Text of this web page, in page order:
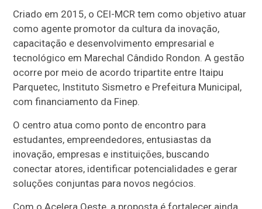
Criado em 2015, o CEI-MCR tem como objetivo atuar
como agente promotor da cultura da inovação,
capacitação e desenvolvimento empresarial e
tecnológico em Marechal Cândido Rondon. A gestão
ocorre por meio de acordo tripartite entre Itaipu
Parquetec, Instituto Sismetro e Prefeitura Municipal,
com financiamento da Finep.
O centro atua como ponto de encontro para
estudantes, empreendedores, entusiastas da
inovação, empresas e instituições, buscando
conectar atores, identificar potencialidades e gerar
soluções conjuntas para novos negócios.
Com o Acelera Oeste, a proposta é fortalecer ainda